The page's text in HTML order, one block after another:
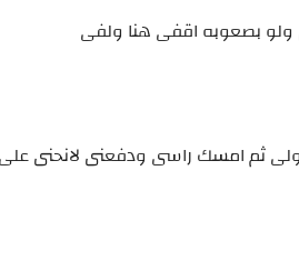
ولو بصعوبه اقفى هنا ولفى
ثم امسك راسى ودفعنى لانحنى